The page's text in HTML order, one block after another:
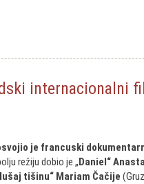
internacionalni
je francuski
režiju dobio je „Daniel“
tišinu“ Mariam Čačije